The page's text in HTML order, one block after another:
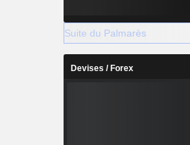
Suite du Palmarès
Devises / Forex